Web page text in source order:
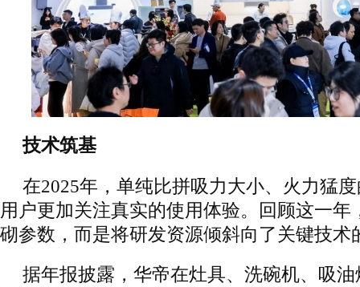
技术筑基
在2025年，单纯比拼吸力大小、火力猛
用户更加关注真实的使用体验。回顾这一年
砌参数，而是将研发资源倾斜向了关键技术
据年报披露，华帝在灶具、洗碗机、吸